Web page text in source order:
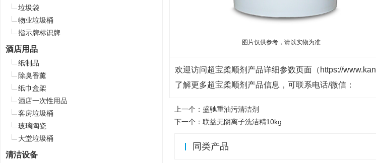
图片仅供参考，请以实物为准
欢迎访问超宝柔顺剂产品详细参数页面（https://
了解更多超宝柔顺剂产品信息，可联系电话/微信：
上一个： 盛驰重油污清洁剂
下一个： 联益无阴离子洗洁精10kg
同类产品
垃圾袋
物业垃圾桶
指示牌标识牌
酒店用品
纸制品
除臭香薰
纸巾盒架
酒店一次性用品
客房垃圾桶
玻璃陶瓷
大堂垃圾桶
清洁设备